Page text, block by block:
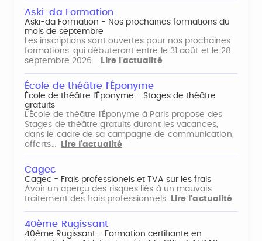
Aski-da Formation
Aski-da Formation - Nos prochaines formations du
mois de septembre
Les inscriptions sont ouvertes pour nos prochaines
formations, qui débuteront entre le 31 août et le 28
septembre 2026.
Lire l'actualité
École de théâtre l'Éponyme
École de théâtre l'Éponyme - Stages de théâtre
gratuits
L'École de théâtre l'Éponyme à Paris propose des
Stages de théâtre gratuits durant les vacances,
dans le cadre de sa campagne de communication,
offerts…
Lire l'actualité
Cagec
Cagec - Frais professionels et TVA sur les frais
Avoir un aperçu des risques liés à un mauvais
traitement des frais professionnels
Lire l'actualité
40ème Rugissant
40ème Rugissant - Formation certifiante en